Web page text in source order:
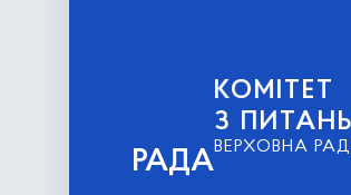
РАДА
КОМІТЕТ
З
ВЕРХОВНА